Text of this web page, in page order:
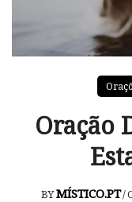
Oração
BYMÍSTICO.PT/